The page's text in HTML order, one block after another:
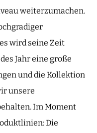
weiterzumachen.
wird seine Zeit
Jahr eine große
und die Kollektion
unsere
Im Moment
Die